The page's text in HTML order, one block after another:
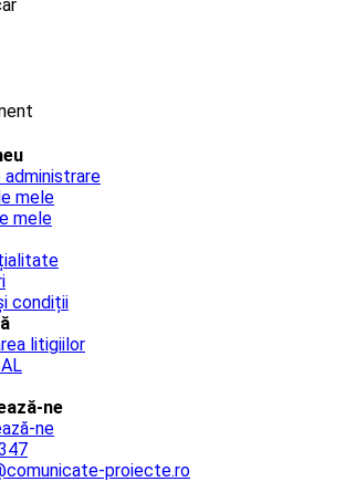
administrare
mele
mele
condiții
litigiilor
ne
ne
proiecte.ro